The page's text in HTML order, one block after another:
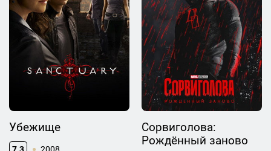
Убежище
7.3 2008
Сорвиголова:
Рождённый заново